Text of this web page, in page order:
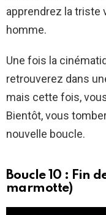
apprendrez la triste
homme.
Une fois la
retrouverez dans
mais cette fois,
Bientôt, vous
nouvelle boucle.
Boucle 10 : Fin
marmotte)